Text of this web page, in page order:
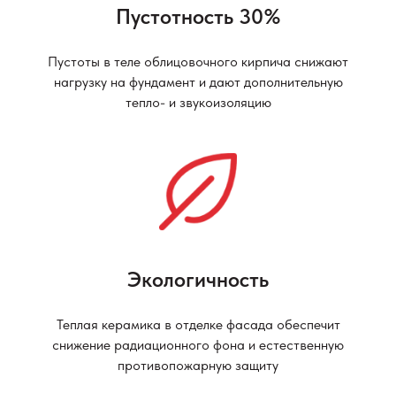
Пустотность 30%
Пустоты в теле облицовочного кирпича снижают
нагрузку на фундамент и дают дополнительную
тепло- и звукоизоляцию
Экологичность
Теплая керамика в отделке фасада обеспечит
снижение радиационного фона и естественную
противопожарную защиту